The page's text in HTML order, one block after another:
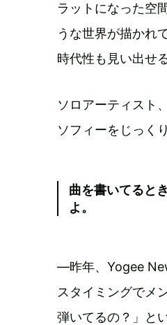
ラットになった空
うな世界が描かれ
時代性も見い出せ
ソロアーティスト
ソフィーをじっく
曲を書いてると
よ。
―昨年、Yogee
スタイミングでメ
弾いてるの？」と